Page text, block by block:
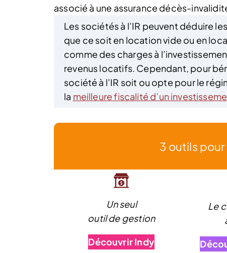
associé à une assurance décès-
Les sociétés à l’IR peuvent déduire
que ce soit en location vide ou en
comme des charges à
revenus locatifs. Cependant, pour
société à l’IR soit ou opte pour le
la meilleure fiscalité d’un
3 outils
Un seul
outil de gestion
Découvrir Indy
Le